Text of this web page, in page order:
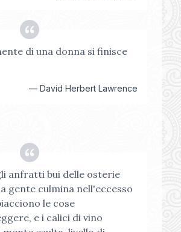
di una donna si finisce
— David Herbert Lawrence
anfratti bui delle osterie
gente culmina nell'eccesso
le cose
e i calici di vino